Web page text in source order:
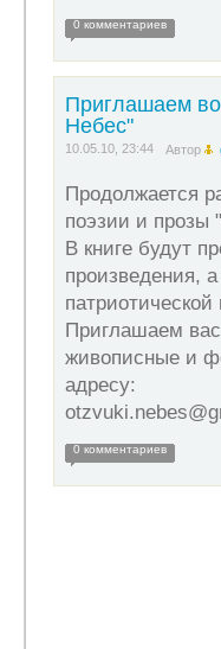
0 комментариев
Приглашаем во
Небес"
10.05.10, 23:44 Автор
Продолжается
поэзии и
В книге будут
произведения,
Приглашаем вас
живописные и
адресу:
0 комментариев